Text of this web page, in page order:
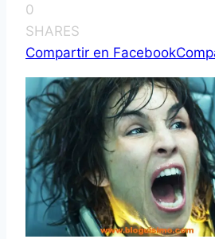
0
SHARES
Compartir en Facebook